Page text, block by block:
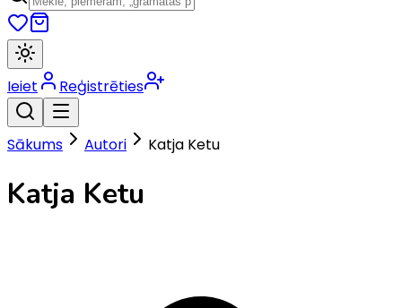
Ieiet Reģistrēties
Sākums Autori Katja Ketu
Katja Ketu